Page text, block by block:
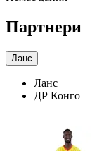
Партнери
Ланс
Ланс
ДР Конго